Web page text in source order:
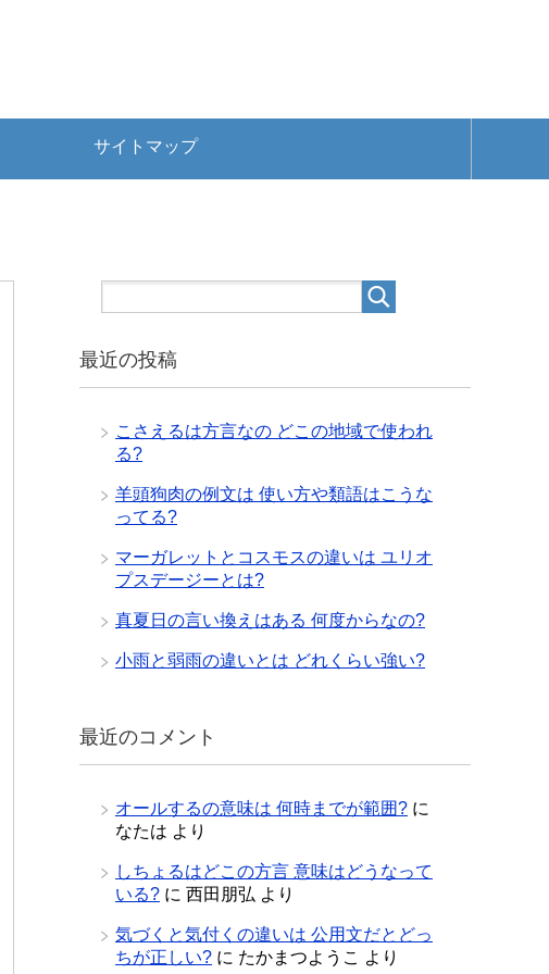
サイトマップ
最近の投稿
こさえるは方言なの どこの地域で使われ
る?
羊頭狗肉の例文は 使い方や類語はこうな
ってる?
マーガレットとコスモスの違いは ユリオ
プスデージーとは?
真夏日の言い換えはある 何度からなの?
小雨と弱雨の違いとは どれくらい強い?
最近のコメント
オールするの意味は 何時までが範囲? に
なたは より
しちょるはどこの方言 意味はどうなって
いる? に 西田朋弘 より
気づくと気付くの違いは 公用文だとどっ
ちが正しい? に たかまつようこ より